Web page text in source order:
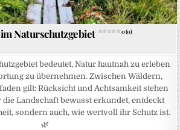
Naturschutzgebiet 0 (0)
bedeutet, Natur hautnah zu erleben
zu übernehmen. Zwischen Wäldern,
gilt: Rücksicht und Achtsamkeit stehen
die Landschaft bewusst erkundet, entdeckt
sondern auch, wie wertvoll ihr Schutz ist.
🌿